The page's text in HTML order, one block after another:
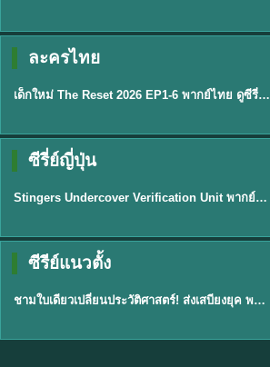
ละครไทย
★ 8 EP.6
พากย์ไทย
เด็กใหม่ The Reset 2026 EP1-6 พากย์ไทย ดูซีรี่ย์ Netflix ล่าสุด HD
ซีรี่ย์ญี่ปุ่น
EP.11
พากย์ไทย
Stingers Undercover Verification Unit พากย์ไทย EP1-11 HD ฟรี
ซีรีย์แนวตั้ง
EP.1
พากย์ไทย
ชามใบเดียวเปลี่ยนประวัติศาสตร์! ส่งเสบียงยุค พากย์ไทย